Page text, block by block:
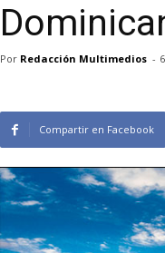
Por Redacción Multimedios -
Compartir en Facebook